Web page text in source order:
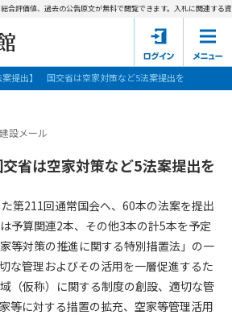
料館とは
録について
ター会員一覧
評価値、過去の公告原文が無料で閲覧できます。入札に関連する資
案提出】 国交省は空家対策など5法案提出を
建設メール
省は空家対策など5法案提出を
第211回通常国会へ、60本の法案を提出
予算関連2本、その他3本の計5本を予定
等対策の推進に関する特別措置法」の一
な管理およびその活用を一層促進するた
（仮称）に関する制度の創設、適切な管
等に対する措置の拡充、空家等管理活用
行
館が提供するサポーター会あ本員、無料
条件等について定めるものです。
WEB上で随時掲載するルールは本規約の
とします。